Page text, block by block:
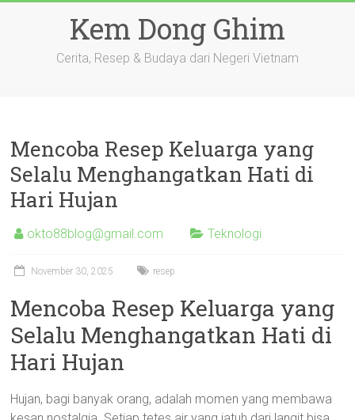
Kem Dong Ghim
Cerita, Resep & Budaya dari Negeri Vietnam
Mencoba Resep Keluarga yang
Selalu Menghangatkan Hati di
Hari Hujan
okto88blog@gmail.com Teknologi
November 30, 2025 resep
Mencoba Resep Keluarga yang
Selalu Menghangatkan Hati di
Hari Hujan
Hujan, bagi banyak orang, adalah momen yang membawa